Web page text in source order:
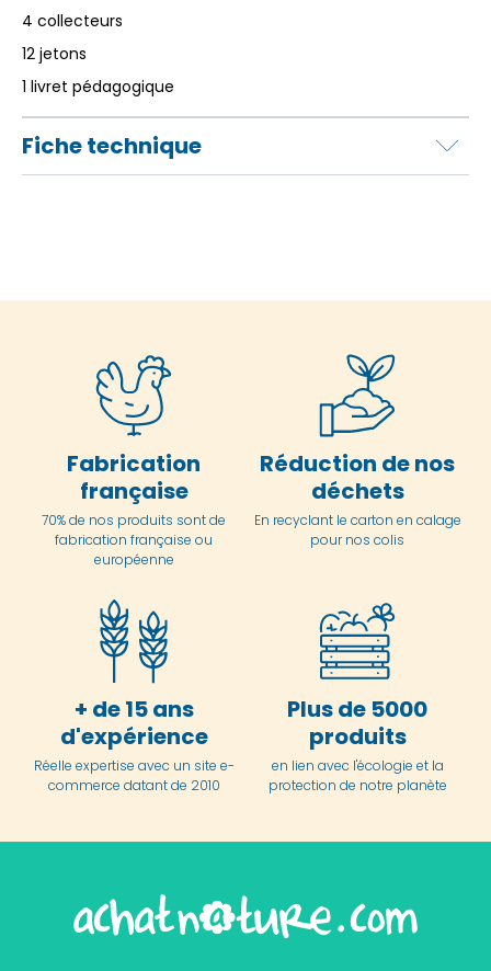
4 collecteurs
12 jetons
1 livret pédagogique
Fiche technique
Fabrication
française
70% de nos produits sont de
fabrication française ou
européenne
Réduction de nos
déchets
En recyclant le carton en calage
pour nos colis
+ de 15 ans
d'expérience
Réelle expertise avec un site e-
commerce datant de 2010
Plus de 5000
produits
en lien avec l'écologie et la
protection de notre planète